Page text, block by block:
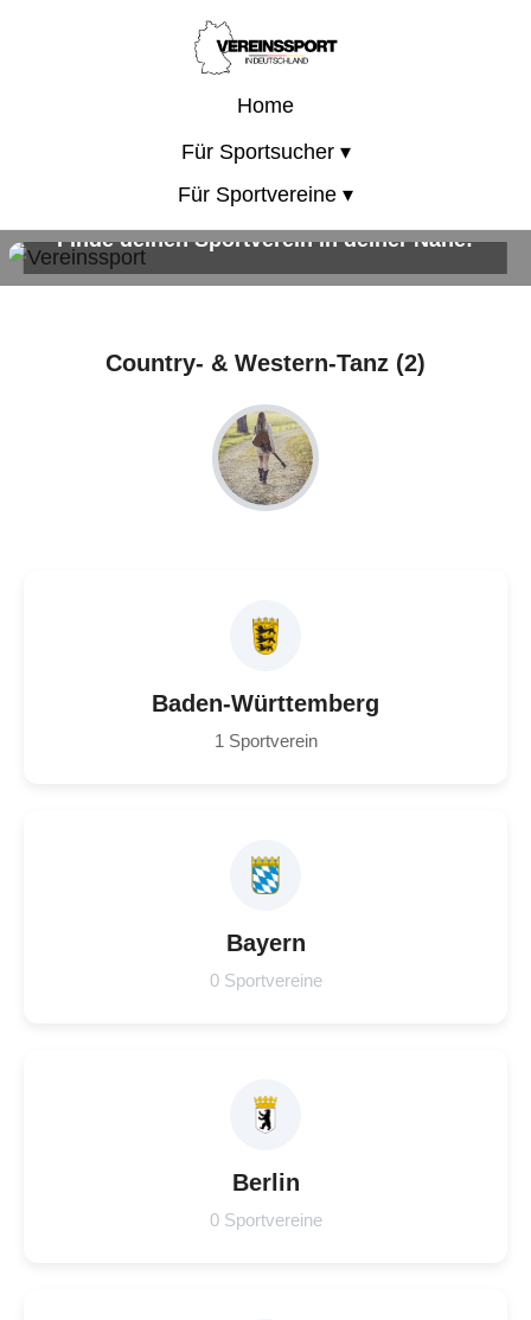
Home
Für Sportsucher ▾
Für Sportvereine ▾
Finde deinen Sportverein in deiner Nähe!
Country- & Western-Tanz (2)
Baden-Württemberg
1 Sportverein
Bayern
0 Sportvereine
Berlin
0 Sportvereine